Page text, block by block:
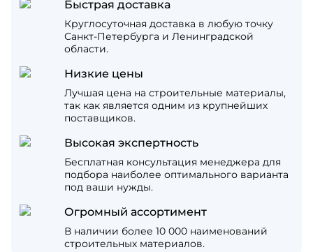
Быстрая доставка
Круглосуточная доставка в любую точку
Санкт-Петербурга и Ленинградской
области.
Низкие цены
Лучшая цена на строительные материалы,
так как является одним из крупнейших
поставщиков.
Высокая экспертность
Бесплатная консультация менеджера для
подбора наиболее оптимального варианта
под ваши нужды.
Огромный ассортимент
В наличии более 10 000 наименований
строительных материалов.